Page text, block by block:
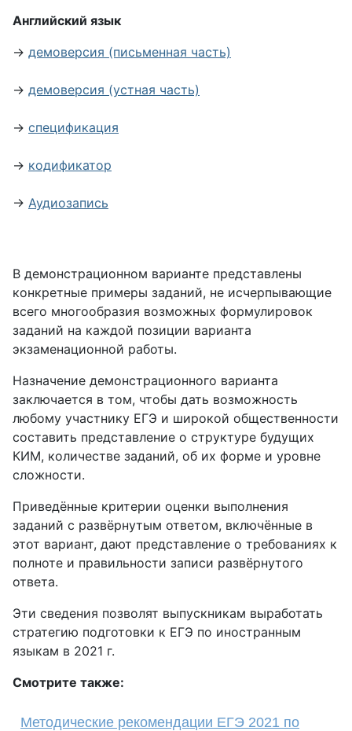
Английский язык
→ демоверсия (письменная часть)
→ демоверсия (устная часть)
→ спецификация
→ кодификатор
→ Аудиозапись
В демонстрационном варианте представлены
конкретные примеры заданий, не исчерпывающие
всего многообразия возможных формулировок
заданий на каждой позиции варианта
экзаменационной работы.
Назначение демонстрационного варианта
заключается в том, чтобы дать возможность
любому участнику ЕГЭ и широкой общественности
составить представление о структуре будущих
КИМ, количестве заданий, об их форме и уровне
сложности.
Приведённые критерии оценки выполнения
заданий с развёрнутым ответом, включённые в
этот вариант, дают представление о требованиях к
полноте и правильности записи развёрнутого
ответа.
Эти сведения позволят выпускникам выработать
стратегию подготовки к ЕГЭ по иностранным
языкам в 2021 г.
Смотрите также:
Методические рекомендации ЕГЭ 2021 по